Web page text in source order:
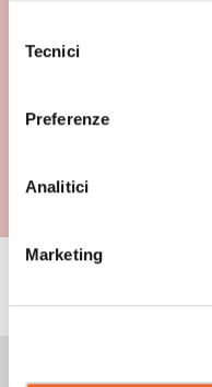
delTecnici
Preferenze
Analitici
Marketing